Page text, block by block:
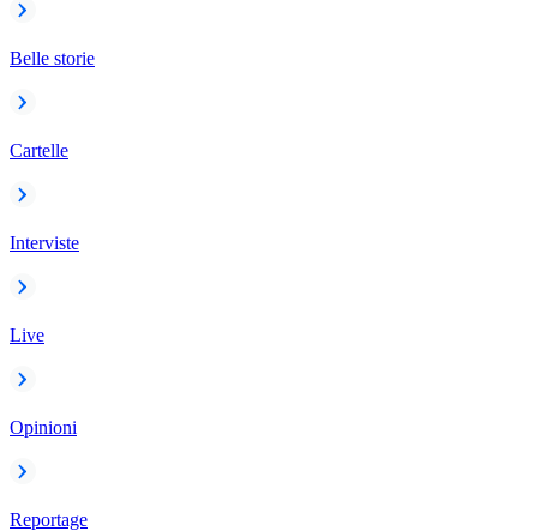
Belle storie
Cartelle
Interviste
Live
Opinioni
Reportage